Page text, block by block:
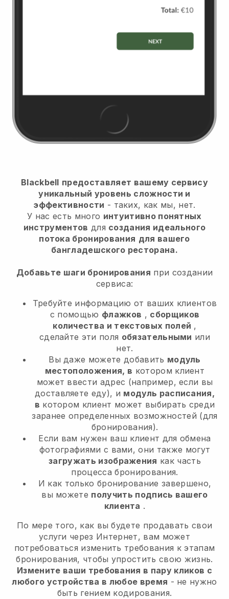
Blackbell предоставляет вашему сервису
уникальный уровень сложности и
эффективности - таких, как мы, нет.
У нас есть много интуитивно понятных
инструментов для создания идеального
потока бронирования для вашего
бангладешского ресторана.
Добавьте шаги бронирования при создании
сервиса:
Требуйте информацию от ваших клиентов
с помощью флажков , сборщиков
количества и текстовых полей ,
сделайте эти поля обязательными или
нет.
Вы даже можете добавить модуль
местоположения, в котором клиент
может ввести адрес (например, если вы
доставляете еду), и модуль расписания,
в котором клиент может выбирать среди
заранее определенных возможностей (для
бронирования).
Если вам нужен ваш клиент для обмена
фотографиями с вами, они также могут
загружать изображения как часть
процесса бронирования.
И как только бронирование завершено,
вы можете получить подпись вашего
клиента .
По мере того, как вы будете продавать свои
услуги через Интернет, вам может
потребоваться изменить требования к этапам
бронирования, чтобы упростить свою жизнь.
Измените ваши требования в пару кликов с
любого устройства в любое время - не нужно
быть гением кодирования.